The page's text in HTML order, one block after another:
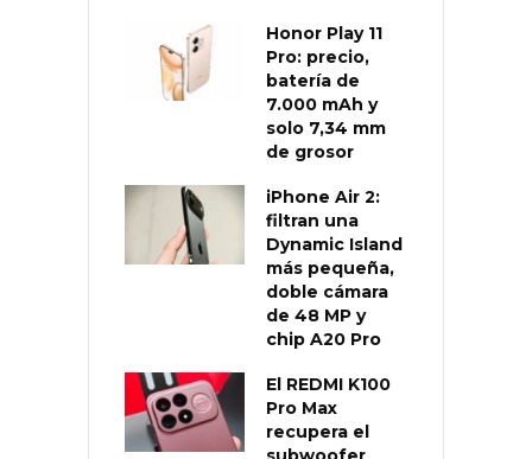
Honor Play 11
Pro: precio,
batería de
7.000 mAh y
solo 7,34 mm
de grosor
iPhone Air 2:
filtran una
Dynamic Island
más pequeña,
doble cámara
de 48 MP y
chip A20 Pro
El REDMI K100
Pro Max
recupera el